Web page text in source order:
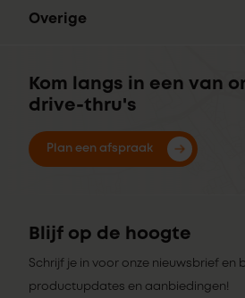
Overige
Kom langs in een van
drive-thru's
Plan een afspraak
Blijf op de hoogte
Schrijf je in voor onze nieuwsbrief en
productupdates en aanbiedingen!